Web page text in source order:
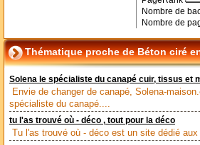
Nombre de
Nombre de
Thématique proche de Béton ciré
Solena le spécialiste du canapé cuir, tissus et
Envie de changer de canapé, Solena-
spécialiste du canapé....
tu l'as trouvé où - déco , tout pour la déco
Tu l'as trouvé où - déco est un site dédié